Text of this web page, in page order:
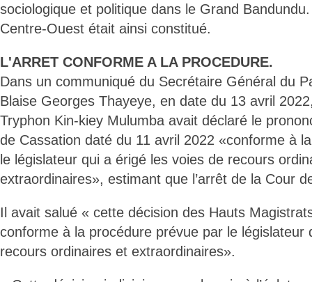
sociologique et politique dans le Grand
Centre-Ouest était ainsi constitué.
L'ARRET CONFORME A LA PROCEDURE.
Dans un communiqué du Secrétaire Général du
Blaise Georges Thayeye, en date du 13 avril
Tryphon Kin-kiey Mulumba avait déclaré le
de Cassation daté du 11 avril 2022 «conforme à
le législateur qui a érigé les voies de recours
extraordinaires», estimant que l’arrêt de la Cour
Il avait salué « cette décision des Hauts
conforme à la procédure prévue par le législateur
recours ordinaires et extraordinaires».